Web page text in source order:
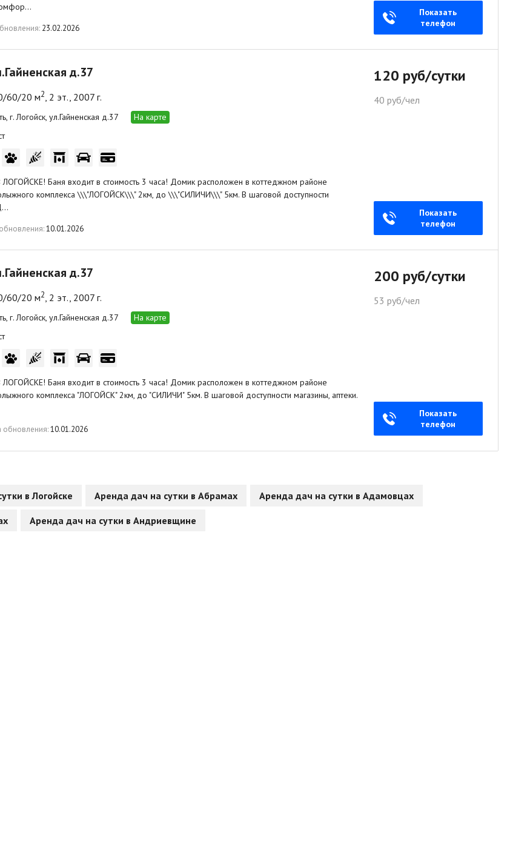
23.02.2026
Показать
телефон
д.37
60/20 м2, 2 эт., 2007 г.
г. Логойск, ул.Гайненская д.37
На карте
Баня входит в стоимость 3 часа! Домик расположен в коттеджном районе
комплекса \\\"ЛОГОЙСК\\\" 2км, до \\\"СИЛИЧИ\\\" 5км. В шаговой доступности
10.01.2026
120 руб/сутки
40 руб/чел
Показать
телефон
д.37
60/20 м2, 2 эт., 2007 г.
г. Логойск, ул.Гайненская д.37
На карте
Баня входит в стоимость 3 часа! Домик расположен в коттеджном районе
комплекса "ЛОГОЙСК" 2км, до "СИЛИЧИ" 5км. В шаговой доступности магазины, аптеки.
обновления:10.01.2026
200 руб/сутки
53 руб/чел
Показать
телефон
в Логойске Аренда дач на сутки в Абрамах Аренда дач на сутки в Адамовцах
Аренда дач на сутки в Андриевщине